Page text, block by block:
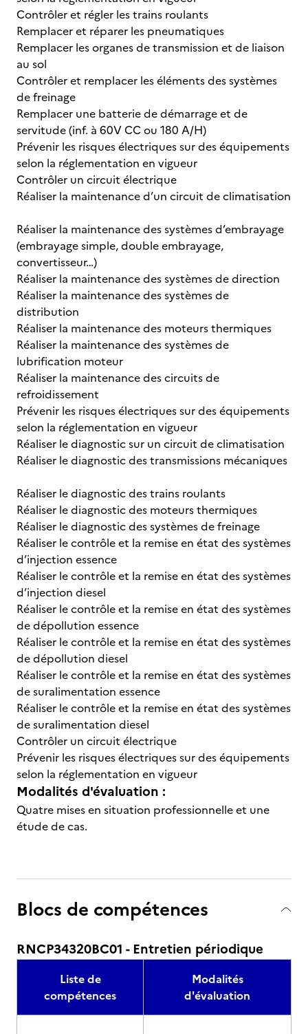
Contrôler et régler les trains roulants
Remplacer et réparer les pneumatiques
Remplacer les organes de transmission et de liaison
au sol
Contrôler et remplacer les éléments des systèmes
de freinage
Remplacer une batterie de démarrage et de
servitude (inf. à 60V CC ou 180 A/H)
Prévenir les risques électriques sur des équipements
selon la réglementation en vigueur
Contrôler un circuit électrique
Réaliser la maintenance d’un circuit de climatisation
Réaliser la maintenance des systèmes d’embrayage
(embrayage simple, double embrayage,
convertisseur…)
Réaliser la maintenance des systèmes de direction
Réaliser la maintenance des systèmes de
distribution
Réaliser la maintenance des moteurs thermiques
Réaliser la maintenance des systèmes de
lubrification moteur
Réaliser la maintenance des circuits de
refroidissement
Prévenir les risques électriques sur des équipements
selon la réglementation en vigueur
Réaliser le diagnostic sur un circuit de climatisation
Réaliser le diagnostic des transmissions mécaniques
Réaliser le diagnostic des trains roulants
Réaliser le diagnostic des moteurs thermiques
Réaliser le diagnostic des systèmes de freinage
Réaliser le contrôle et la remise en état des systèmes
d’injection essence
Réaliser le contrôle et la remise en état des systèmes
d’injection diesel
Réaliser le contrôle et la remise en état des systèmes
de dépollution essence
Réaliser le contrôle et la remise en état des systèmes
de dépollution diesel
Réaliser le contrôle et la remise en état des systèmes
de suralimentation essence
Réaliser le contrôle et la remise en état des systèmes
de suralimentation diesel
Contrôler un circuit électrique
Prévenir les risques électriques sur des équipements
selon la réglementation en vigueur
Modalités d'évaluation :
Quatre mises en situation professionnelle et une
étude de cas.
Blocs de compétences
RNCP34320BC01 - Entretien périodique
Liste de
compétences
Modalités
d'évaluation